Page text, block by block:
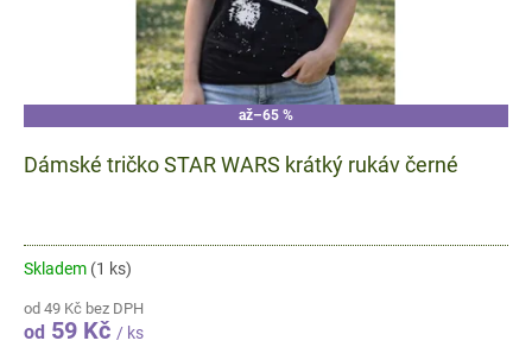
až–65 %
Dámské tričko STAR WARS krátký rukáv černé
Skladem (1 ks)
od 49 Kč bez DPH
od 59 Kč / ks